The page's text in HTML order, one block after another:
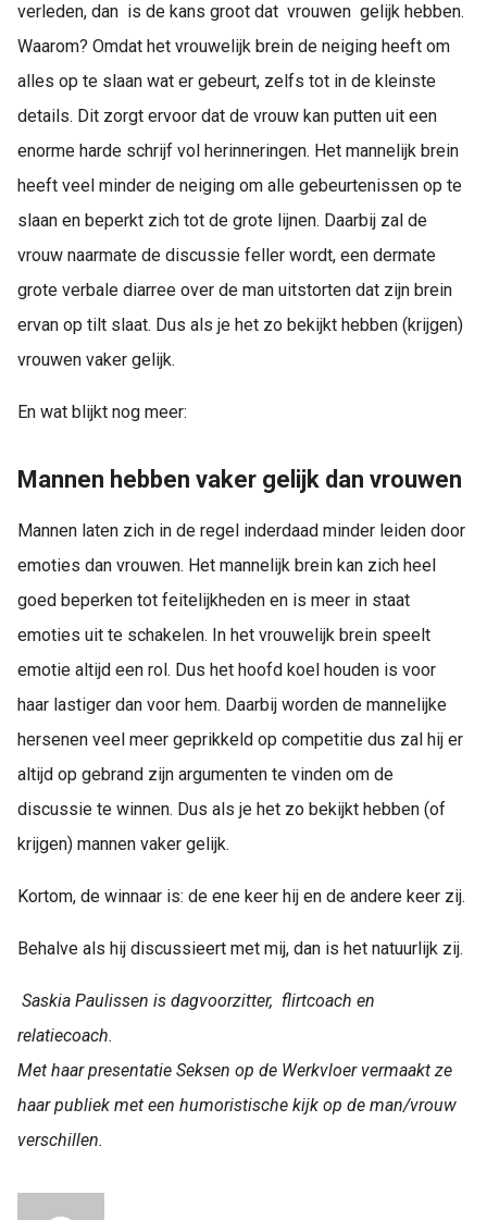
verleden, dan is de kans groot dat vrouwen gelijk hebben.
Waarom? Omdat het vrouwelijk brein de neiging heeft om
alles op te slaan wat er gebeurt, zelfs tot in de kleinste
details. Dit zorgt ervoor dat de vrouw kan putten uit een
enorme harde schrijf vol herinneringen. Het mannelijk brein
heeft veel minder de neiging om alle gebeurtenissen op te
slaan en beperkt zich tot de grote lijnen. Daarbij zal de
vrouw naarmate de discussie feller wordt, een dermate
grote verbale diarree over de man uitstorten dat zijn brein
ervan op tilt slaat. Dus als je het zo bekijkt hebben (krijgen)
vrouwen vaker gelijk.
En wat blijkt nog meer:
Mannen hebben vaker gelijk dan vrouwen
Mannen laten zich in de regel inderdaad minder leiden door
emoties dan vrouwen. Het mannelijk brein kan zich heel
goed beperken tot feitelijkheden en is meer in staat
emoties uit te schakelen. In het vrouwelijk brein speelt
emotie altijd een rol. Dus het hoofd koel houden is voor
haar lastiger dan voor hem. Daarbij worden de mannelijke
hersenen veel meer geprikkeld op competitie dus zal hij er
altijd op gebrand zijn argumenten te vinden om de
discussie te winnen. Dus als je het zo bekijkt hebben (of
krijgen) mannen vaker gelijk.
Kortom, de winnaar is: de ene keer hij en de andere keer zij.
Behalve als hij discussieert met mij, dan is het natuurlijk zij.
Saskia Paulissen is dagvoorzitter, flirtcoach en
relatiecoach.
Met haar presentatie Seksen op de Werkvloer vermaakt ze
haar publiek met een humoristische kijk op de man/vrouw
verschillen.